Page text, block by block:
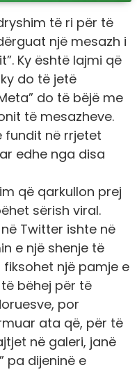
të ri për të
një mesazh i
Ky është lajmi që
do të jetë
do të bëjë me
të mesazheve.
fundit në rrjetet
edhe nga disa
që qarkullon prej
sërish viral.
Twitter ishte në
e një shenje të
një pamje e
bëhej për të
por
ata që, për të
në galeri, janë
pa dijeninë e